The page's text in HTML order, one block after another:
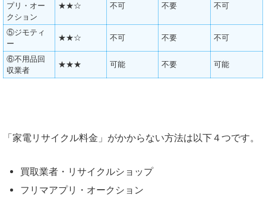
プリ・オー
クション
★★☆ 不可 不要 不可
⑤ジモティ
ー
★★☆ 不可 不要 不可
⑥不用品回
収業者
★★★ 可能 不要 可能
「家電リサイクル料金」がかからない方法は以下４つです。
買取業者・リサイクルショップ
フリマアプリ・オークション